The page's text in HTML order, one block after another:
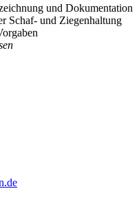
und Dokumentation
Schaf- und Ziegenhaltung